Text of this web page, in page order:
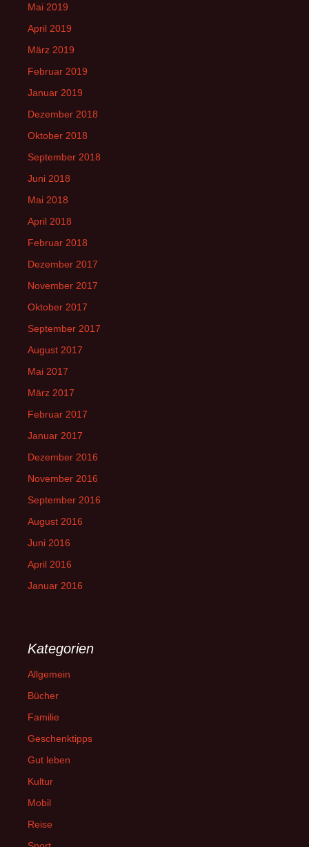
Mai 2019
April 2019
März 2019
Februar 2019
Januar 2019
Dezember 2018
Oktober 2018
September 2018
Juni 2018
Mai 2018
April 2018
Februar 2018
Dezember 2017
November 2017
Oktober 2017
September 2017
August 2017
Mai 2017
März 2017
Februar 2017
Januar 2017
Dezember 2016
November 2016
September 2016
August 2016
Juni 2016
April 2016
Januar 2016
Kategorien
Allgemein
Bücher
Familie
Geschenktipps
Gut leben
Kultur
Mobil
Reise